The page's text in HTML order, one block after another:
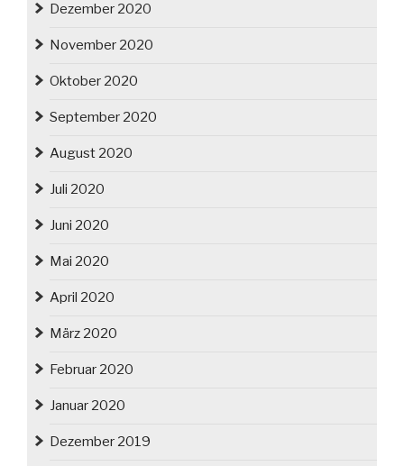
Dezember 2020
November 2020
Oktober 2020
September 2020
August 2020
Juli 2020
Juni 2020
Mai 2020
April 2020
März 2020
Februar 2020
Januar 2020
Dezember 2019